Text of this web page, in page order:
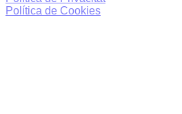
Política de Cookies